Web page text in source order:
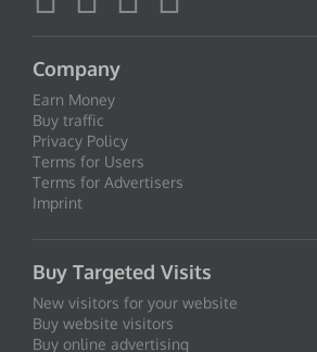
Company
Earn Money
Buy traffic
Privacy Policy
Terms for Users
Terms for Advertisers
Imprint
Buy Targeted Visits
New visitors for your website
Buy website visitors
Buy online advertising